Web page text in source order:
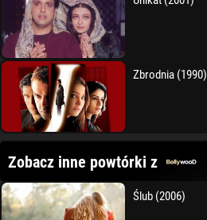
Zbrodnia (1990)
Zobacz inne powtórki z
Ślub (2006)